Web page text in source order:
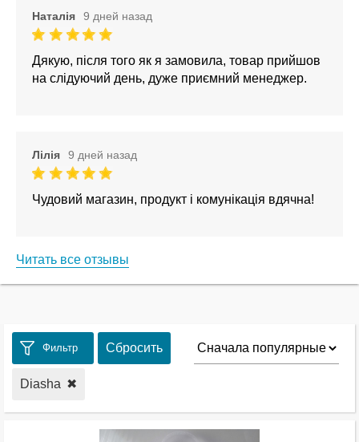
Наталія 9 дней назад
Дякую, після того як я замовила, товар прийшов
на слідуючий день, дуже приємний менеджер.
Лілія 9 дней назад
Чудовий магазин, продукт і комунікація вдячна!
Читать все отзывы
Фильтр Сбросить
Diasha